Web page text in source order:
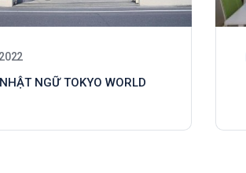
NGỮ TOKYO WORLD